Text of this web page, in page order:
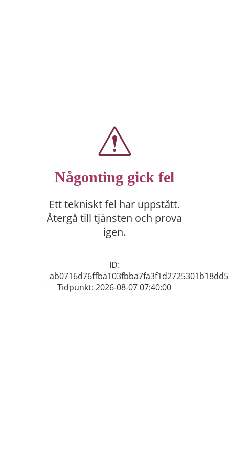
Någonting gick fel
Ett tekniskt fel har uppstått.
Återgå till tjänsten och prova
igen.
ID:
_ab0716d76ffba103fbba7fa3f1d2725301b18dd5
Tidpunkt: 2026-08-07 07:40:00